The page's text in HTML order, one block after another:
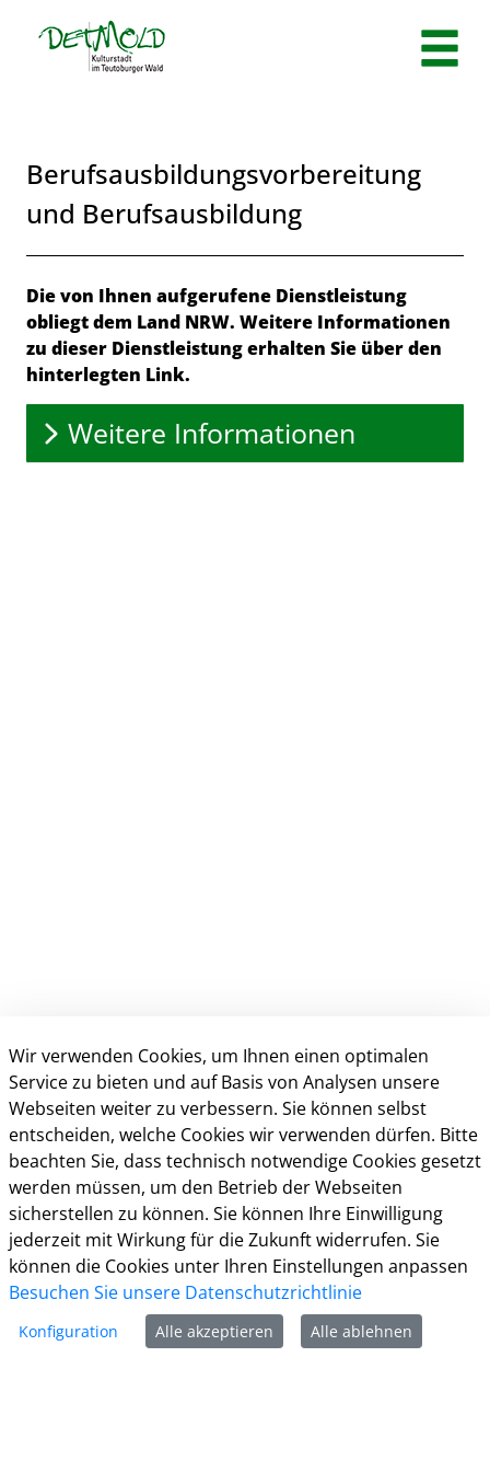
Zum Hauptinhalt springen
Berufsausbildungsvorbereitung
und Berufsausbildung
Beschreibung
Die von Ihnen aufgerufene Dienstleistung
obliegt dem Land NRW. Weitere Informationen
zu dieser Dienstleistung erhalten Sie über den
hinterlegten Link.
Weitere Informationen
Kontakt
Weitere Informationen
Impressum
Datenschutz
Kontakt
Barrierefreiheit
Wir verwenden Cookies, um Ihnen einen optimalen
Service zu bieten und auf Basis von Analysen unsere
Webseiten weiter zu verbessern. Sie können selbst
entscheiden, welche Cookies wir verwenden dürfen. Bitte
beachten Sie, dass technisch notwendige Cookies gesetzt
werden müssen, um den Betrieb der Webseiten
sicherstellen zu können. Sie können Ihre Einwilligung
jederzeit mit Wirkung für die Zukunft widerrufen. Sie
können die Cookies unter Ihren Einstellungen anpassen
Besuchen Sie unsere Datenschutzrichtlinie
Konfiguration Alle akzeptieren Alle ablehnen